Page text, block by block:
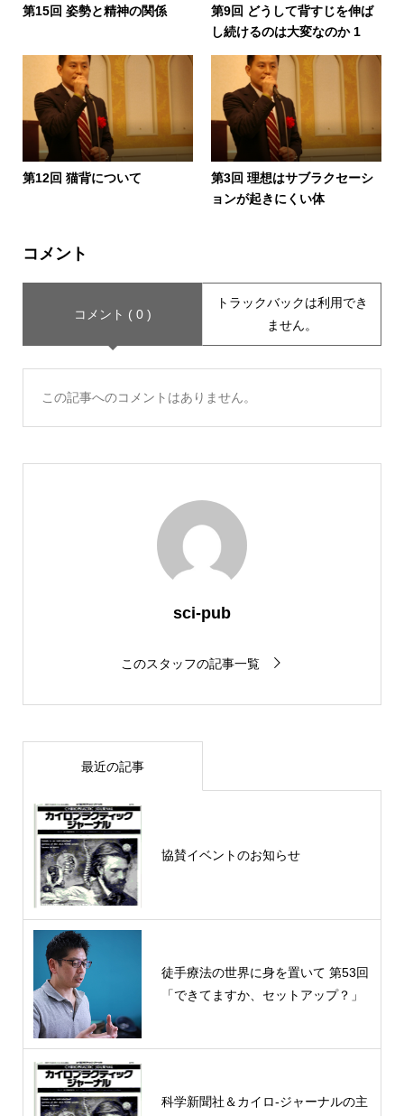
第15回 姿勢と精神の関係
第9回 どうして背すじを伸ば
し続けるのは大変なのか 1
第12回 猫背について
第3回 理想はサブラクセーシ
ョンが起きにくい体
コメント
コメント ( 0 )
トラックバックは利用でき
ません。
この記事へのコメントはありません。
sci-pub
このスタッフの記事一覧
最近の記事
協賛イベントのお知らせ
徒手療法の世界に身を置いて 第53回
「できてますか、セットアップ？」
科学新聞社＆カイロ-ジャーナルの主